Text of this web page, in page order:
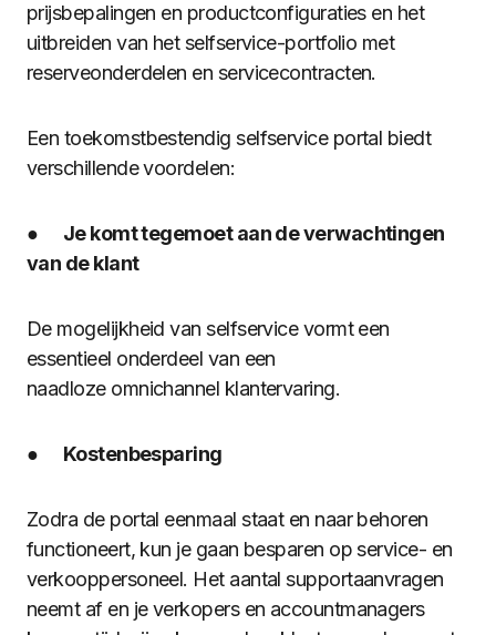
prijsbepalingen en productconfiguraties en het
uitbreiden van het selfservice-portfolio met
reserveonderdelen en servicecontracten.
Een toekomstbestendig selfservice portal biedt
verschillende voordelen:
● Je komt tegemoet aan de verwachtingen
van de klant
De mogelijkheid van selfservice vormt een
essentieel onderdeel van een
naadloze omnichannel klantervaring.
● Kostenbesparing
Zodra de portal eenmaal staat en naar behoren
functioneert, kun je gaan besparen op service- en
verkooppersoneel. Het aantal supportaanvragen
neemt af en je verkopers en accountmanagers